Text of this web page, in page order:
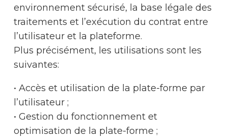
environnement sécurisé, la base légale des
traitements et l’exécution du contrat entre
l’utilisateur et la plateforme.
Plus précisément, les utilisations sont les
suivantes:
• Accès et utilisation de la plate-forme par
l’utilisateur ;
• Gestion du fonctionnement et
optimisation de la plate-forme ;